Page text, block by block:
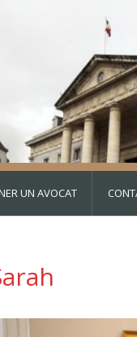
UN AVOCAT